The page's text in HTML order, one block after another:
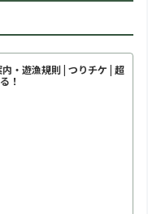
・遊漁規則 | つりチケ | 超
！